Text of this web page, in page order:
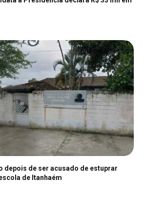
depois de ser acusado de estuprar
de Itanhaém